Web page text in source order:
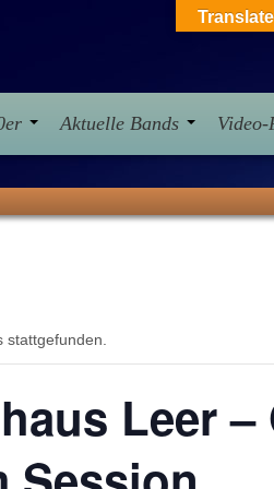
Aktuelle Bands Video-
Leer –